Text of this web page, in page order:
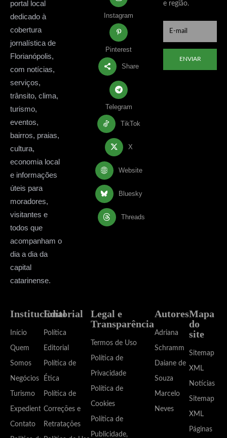
portal local
dedicado à
cobertura
jornalística de
Florianópolis,
com notícias,
serviços,
trânsito, clima,
turismo,
eventos,
bairros, praias,
cultura,
economia local
e informações
úteis para
moradores,
visitantes e
todos que
acompanham o
dia a dia da
capital
catarinense.
Instagram
Pinterest
Share
Telegram
TikTok
X
Website
Bluesky
Threads
e região.
ENVIAR
Institucional
Início
Quem
Somos
Negócios
Turismo
Expediente
Contato
Editorial
Política
Editorial
Política de
Ética
Política de
Correções e
Retratações
Legal e
Transparência
Termos de Uso
Política de
Privacidade
Política de
Cookies
Política de
Publicidade,
Autores
Adriana
Schramm
Daiane de
Souza
Marcelo
Neves
Mapa
do
site
Sitemap
XML
Notícias
Sitemap
XML
Páginas